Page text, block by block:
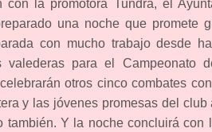
con la promotora Tundra, el
una noche que promete
con mucho trabajo desde
valederas para el Campeonato
otros cinco combates
y las jóvenes promesas del
también. Y la noche concluirá con